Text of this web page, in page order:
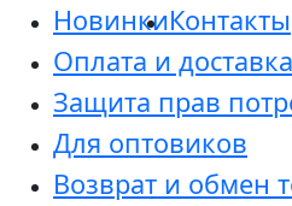
НовинкиКонтакты
Оплата и доставка
Защита прав
Для оптовиков
Возврат и обмен